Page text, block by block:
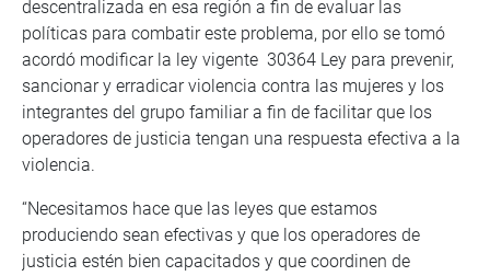
descentralizada en esa región a fin de evaluar las
políticas para combatir este problema, por ello se tomó
acordó modificar la ley vigente 30364 Ley para prevenir,
sancionar y erradicar violencia contra las mujeres y los
integrantes del grupo familiar a fin de facilitar que los
operadores de justicia tengan una respuesta efectiva a la
violencia.
“Necesitamos hace que las leyes que estamos
produciendo sean efectivas y que los operadores de
justicia estén bien capacitados y que coordinen de